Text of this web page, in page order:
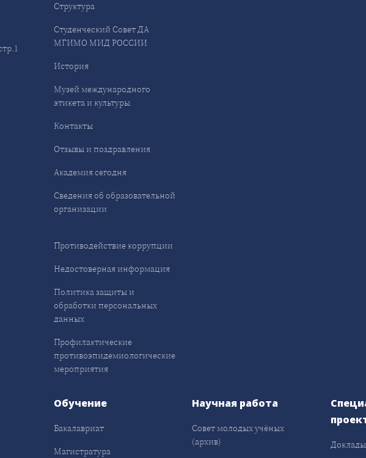
Структура
Студенческий Совет ДА
МГИМО МИД РОССИИ
История
Музей международного
этикета и культуры
Контакты
Отзывы и поздравления
Академия сегодня
Сведения об образовательной
организации
Противодействие коррупции
Недостоверная информация
Политика защиты и
обработки персональных
данных
Профилактические
противоэпидемиологические
мероприятия
Обучение
Бакалавриат
Магистратура
Научная работа
Совет молодых учёных
(архив)
Доклады